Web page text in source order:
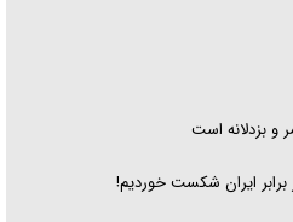
و بزدلانه است
برابر ایران شکست خوردیم!